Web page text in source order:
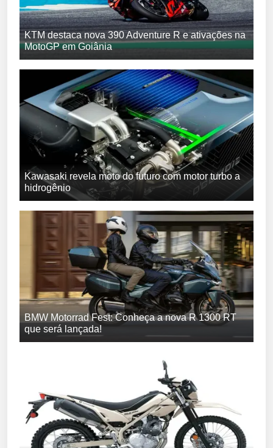
KTM destaca nova 390 Adventure R e ativações na
MotoGP em Goiânia
Kawasaki revela moto do futuro com motor turbo a
hidrogênio
BMW Motorrad Fest: Conheça a nova R 1300 RT
que será lançada!